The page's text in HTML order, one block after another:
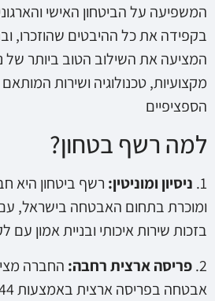
המשפיעה על הביטחון האישי
בקפידה את כל ההיבטים שהוזכרו,
המציעה את השילוב הטוב ביותר של
מקצועיות, טכנולוגיה ושירות
הספציפיים
למה רשף בטחון?
1. ניסיון ומוניטין: רשף ביטחון היא
ומוכרת בתחום האבטחה בישראל, עם
בזכות שירות איכותי ובניית אמון עם
2. פריסה ארצית רחבה: החברה